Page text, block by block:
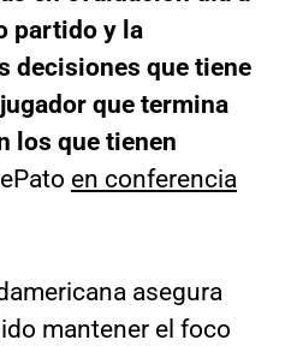
partido y la
decisiones que tiene
que termina
los que tienen
en conferencia
asegura
mantener el foco